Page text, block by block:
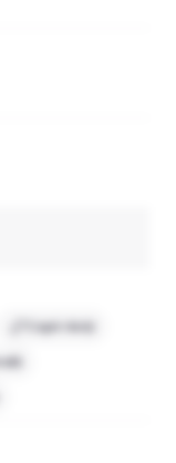
o dată pe
nevoie
și
personală la
Copii răciți